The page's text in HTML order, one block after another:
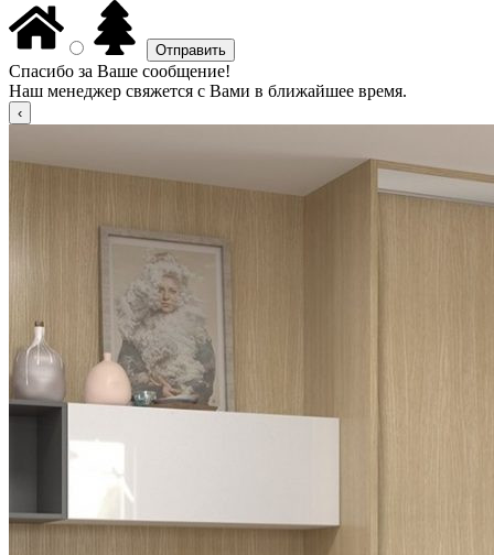
Спасибо за Ваше сообщение!
Наш менеджер свяжется с Вами в ближайшее время.